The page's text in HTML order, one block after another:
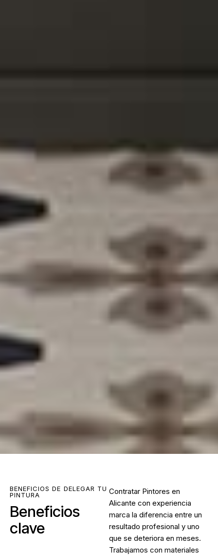
BENEFICIOS DE DELEGAR TU
PINTURA
Beneficios
clave
Contratar Pintores en
Alicante con experiencia
marca la diferencia entre un
resultado profesional y uno
que se deteriora en meses.
Trabajamos con materiales